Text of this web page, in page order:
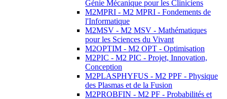
Génie Mécanique pour les Cliniciens
M2MPRI - M2 MPRI - Fondements de
l'Informatique
M2MSV - M2 MSV - Mathématiques
pour les Sciences du Vivant
M2OPTIM - M2 OPT - Optimisation
M2PIC - M2 PIC - Projet, Innovation,
Conception
M2PLASPHYFUS - M2 PPF - Physique
des Plasmas et de la Fusion
M2PROBFIN - M2 PF - Probabilités et